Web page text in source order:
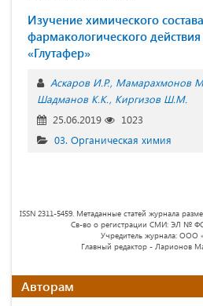
Изучение химического
фармакологического
«Глутафер»
Аскаров И.Р. Мамарахмонов
Шадманов К.К. Киргизов Ш.М.
25.06.2019
1023
03. Органическая химия
ISSN 2311-5459. Метаданные статей журнала
Св-во о регистрации СМИ: ЭЛ №
Учредитель журнала: ООО
Главный редактор - Ларионов
Авторам